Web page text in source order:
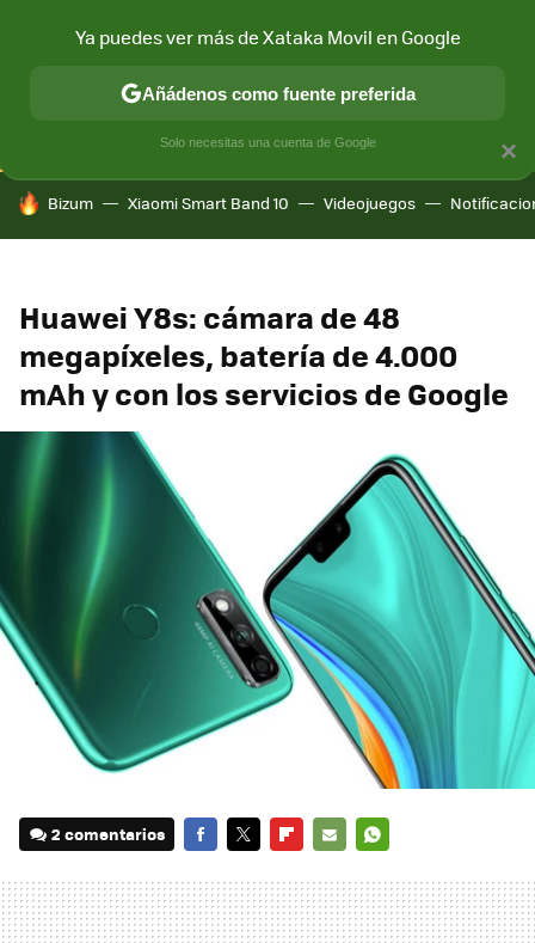
CONECTIVIDAD MÓVIL Y SOCIEDAD APLICACIONES
HOY SE HABLA DE
Bizum Xiaomi Smart Band 10 Videojuegos
Huawei Y8s: cámara de 48
megapíxeles, batería de 4.000
mAh y con los servicios de Google
2 comentarios
MAIL
×
Ya puedes ver más de Xataka Movil en Google
Añádenos como fuente preferida
Solo necesitas una cuenta de Google